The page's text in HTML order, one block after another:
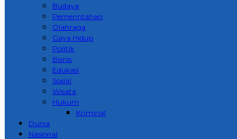
Budaya
Pemerintahan
Olahraga
Gaya Hidup
Politik
Bisnis
Edukasi
Sosial
Wisata
Hukum
Kriminal
Dunia
Nasional